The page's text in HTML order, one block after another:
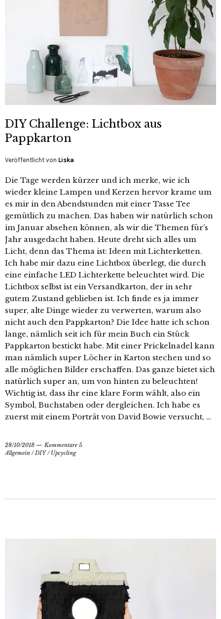
DIY Challenge: Lichtbox aus
Pappkarton
Veröffentlicht von Liska
Die Tage werden kürzer und ich merke, wie ich
wieder kleine Lampen und Kerzen hervor krame um
es mir in den Abendstunden mit einer Tasse Tee
gemütlich zu machen. Das haben wir natürlich schon
im Januar absehen können, als wir die Themen für’s
Jahr ausgedacht haben. Heute dreht sich alles um
Licht, denn das Thema ist: Ideen mit Lichterketten.
Ich habe mir dazu eine Lichtbox überlegt, die durch
eine einfache LED Lichterkette beleuchtet wird. Die
Lichtbox selbst ist ein Versandkarton, der in sehr
gutem Zustand geblieben ist. Ich finde es ja immer
super, alte Dinge wieder zu verwerten, warum also
nicht auch den Pappkarton? Die Idee hatte ich schon
lange, nämlich seit ich für mein Buch ein Stück
Pappkarton bestickt habe. Mit einer Prickelnadel kann
man nämlich super Löcher in Karton stechen und so
alle möglichen Bilder erschaffen. Das ganze bietet sich
natürlich super an, um von hinten zu beleuchten!
Wichtig ist, dass ihr eine klare Form wählt, also ein
Symbol, Buchstaben oder dergleichen. Ich habe es
zuerst mit einem Porträt von David Bowie versucht, …
28/10/2018
Kommentare 5
Allgemein / DIY/ Upcycling